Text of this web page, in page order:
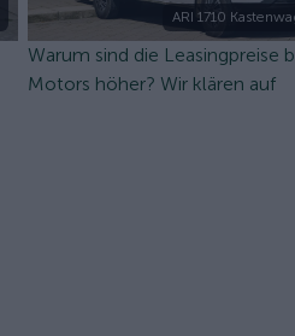
ARI 1710
Warum sind die Leasingpreise
Motors höher? Wir klären auf